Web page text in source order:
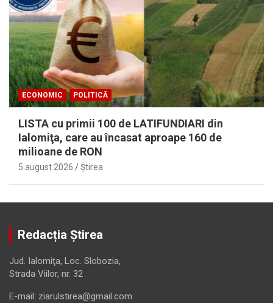
ECONOMIC POLITICĂ
LISTA cu primii 100 de LATIFUNDIARI din
Ialomiţa, care au încasat aproape 160 de
milioane de RON
5 august 2026 Ştirea
Redacția Știrea
Jud. Ialomiţa, Loc. Slobozia,
Strada Viilor, nr. 32
E-mail: ziarulstirea@gmail.com